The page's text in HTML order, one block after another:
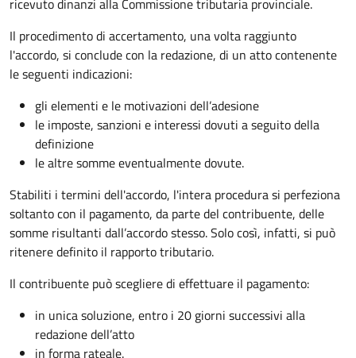
Il procedimento di accertamento, una volta raggiunto
l'accordo, si conclude con la redazione, di un atto contenente
le seguenti indicazioni:
gli elementi e le motivazioni dell’adesione
le imposte, sanzioni e interessi dovuti a seguito della
definizione
le altre somme eventualmente dovute.
Stabiliti i termini dell'accordo, l'intera procedura si perfeziona
soltanto con il pagamento, da parte del contribuente, delle
somme risultanti dall’accordo stesso. Solo così, infatti, si può
ritenere definito il rapporto tributario.
Il contribuente può scegliere di effettuare il pagamento:
in unica soluzione, entro i 20 giorni successivi alla
redazione dell’atto
in forma rateale.